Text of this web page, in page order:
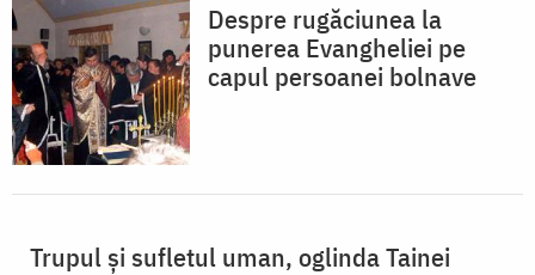
Despre rugăciunea la
punerea Evangheliei pe
capul persoanei bolnave
Trupul şi sufletul uman, oglinda Tainei